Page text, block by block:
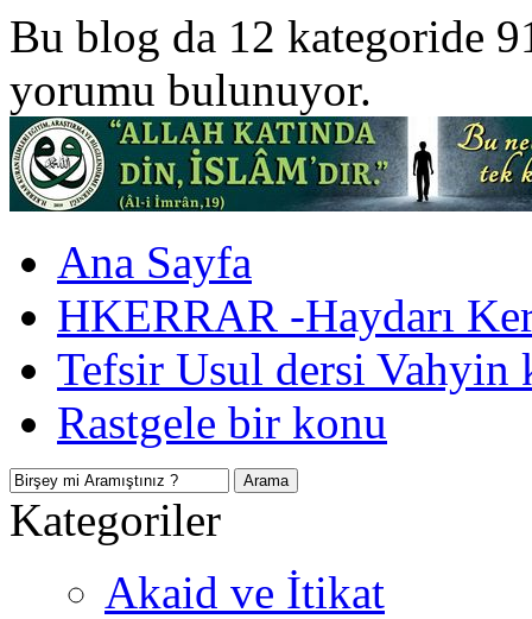
Bu blog da 12 kategoride
yorumu bulunuyor.
Ana Sayfa
HKERRAR -Haydarı
Tefsir Usul dersi Vahyin
Rastgele bir konu
Kategoriler
Akaid ve İtikat